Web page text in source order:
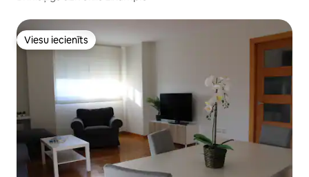
Viesu iecienīts
Viesu iecienīts